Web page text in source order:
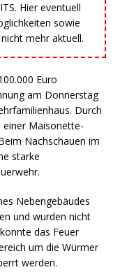
Hier eventuell
sowie
mehr aktuell.
Euro
am Donnerstag
Durch
einer Maisonette-
Nachschauen im
starke
Nebengebäudes
und wurden nicht
das Feuer
um die Würmer
werden.